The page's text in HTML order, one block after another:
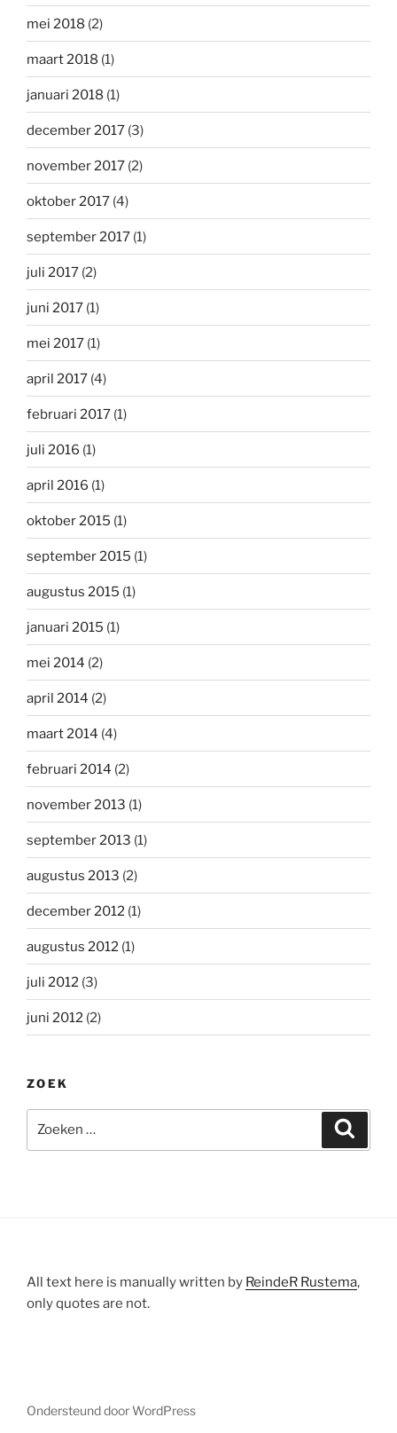
mei 2018 (2)
maart 2018 (1)
januari 2018 (1)
december 2017 (3)
november 2017 (2)
oktober 2017 (4)
september 2017 (1)
juli 2017 (2)
juni 2017 (1)
mei 2017 (1)
april 2017 (4)
februari 2017 (1)
juli 2016 (1)
april 2016 (1)
oktober 2015 (1)
september 2015 (1)
augustus 2015 (1)
januari 2015 (1)
mei 2014 (2)
april 2014 (2)
maart 2014 (4)
februari 2014 (2)
november 2013 (1)
september 2013 (1)
augustus 2013 (2)
december 2012 (1)
augustus 2012 (1)
juli 2012 (3)
juni 2012 (2)
ZOEK
naar:
All text here is manually written by ReindeR Rustema,
only quotes are not.
Ondersteund door WordPress